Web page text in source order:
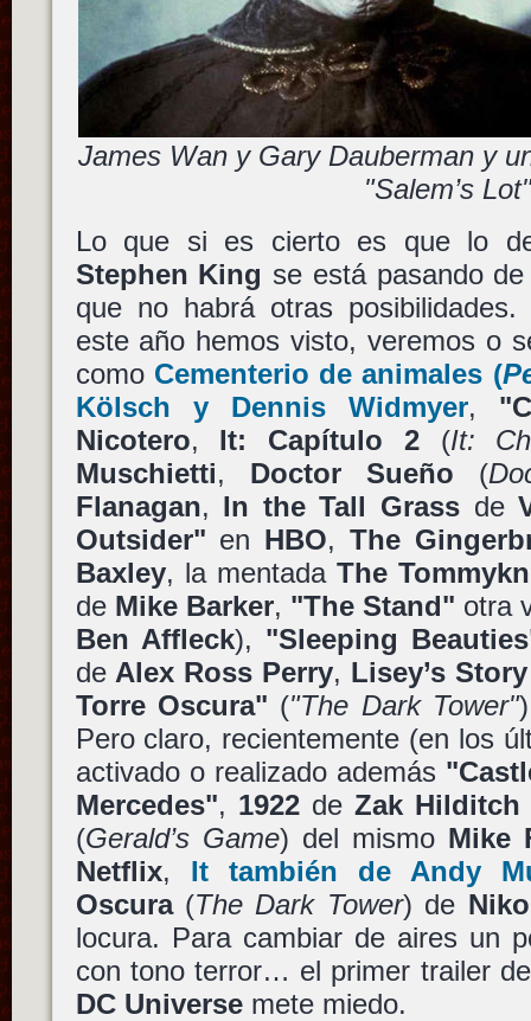
James Wan y Gary Dauberman y
"Salem’s
Lo que si es cierto es que lo
Stephen King se está pasando
que no habrá otras
este año hemos visto, veremos o
como Cementerio de animales (
Kölsch y Dennis Widmyer,
Nicotero, It: Capítulo 2(It:
Muschietti, Doctor Sueño (
Flanagan, In the Tall Grass de
Outsider" en HBO, The
Baxley, la mentada The
de Mike Barker, "The Stand" otra
Ben Affleck), "Sleeping
de Alex Ross Perry, Lisey’s Story
Torre Oscura" ("The Dark Tower"
Pero claro, recientemente (en los
activado o realizado además
Mercedes", 1922de Zak Hilditch
(Gerald’s Game) del mismo Mike
Netflix, Ittambién de Andy
Oscura(The Dark Tower) de
locura. Para cambiar de aires un
con tono terror… el primer trailer
DC Universemete miedo.